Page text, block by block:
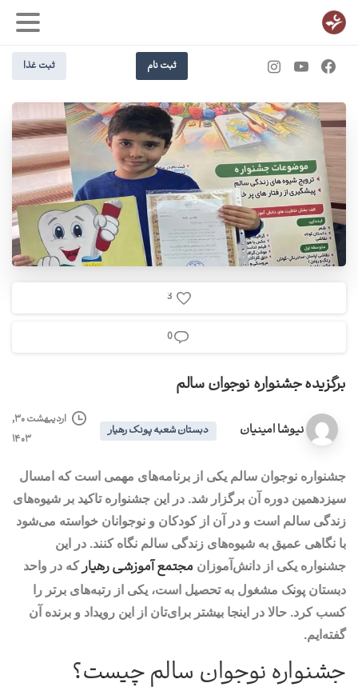
ثبت نام ثبت غذا
3
0
برگزیده جشنواره نوجوان سالم
نیوشا امینیان دبستان شعبه پونک رهیار
اردیبهشت ۳۰,
۱۴۰۳
جشنواره نوجوان سالم یکی از برنامه‌های مهمی است که امسال
سیزدهمین دوره آن برگزار شد. در این جشنواره تاکید بر شیوه‌های
زندگی سالم است و در آن از کودکان و نوجوانان خواسته می‌شود
با نگاهی عمیق به شیوه‌های زندگی سالم نگاه کنند. در این
جشنواره یکی از دانش‌آموزان مجتمع آموزشی رهیارکه در واحد
دبستان پونک مشغول به تحصیل است، یکی از رتبه‌های برتر را
کسب کرد. حالا در اینجا بیشتر برای‌تان از این رویداد و برنده آن
گفته‌ایم.
جشنواره نوجوان سالم چیست؟